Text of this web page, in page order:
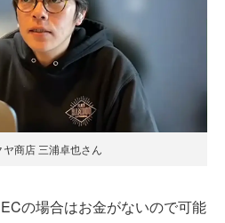
ヤ商店 三浦卓也さん
の場合はお金がないので可能